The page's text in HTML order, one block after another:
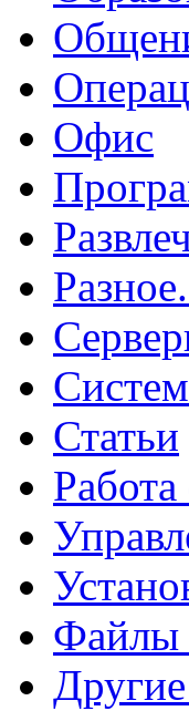
Офис
Статьи
Работа
Файлы